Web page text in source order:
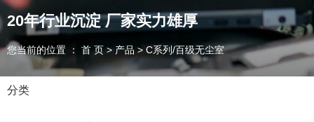
20年行业沉淀 厂家实力雄厚
您当前的位置 ： 首 页 > 产品 > C系列/百级无尘室
分类